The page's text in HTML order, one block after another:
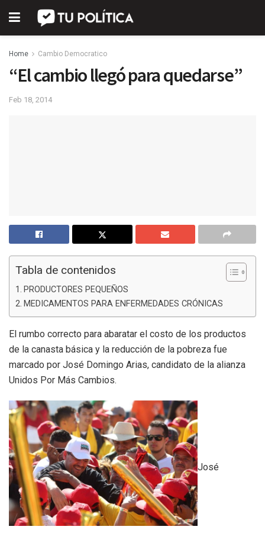
Home Cambio Democratico
“El cambio llegó para quedarse”
Feb 18, 2014
Tabla de contenidos
PRODUCTORES PEQUEÑOS
MEDICAMENTOS PARA ENFERMEDADES CRÓNICAS
El rumbo correcto para abaratar el costo de los productos
de la canasta básica y la reducción de la pobreza fue
marcado por José Domingo Arias, candidato de la alianza
Unidos Por Más Cambios.
José